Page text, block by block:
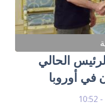
الحالي
في أوروبا